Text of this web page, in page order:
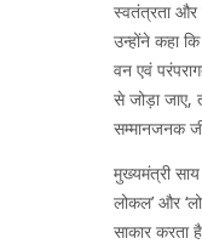
स्वतंत्रता और
उन्होंने कहा
वन एवं
से जोड़ा जाए,
सम्मानजनक
मुख्यमंत्री
लोकल’ और
साकार करता